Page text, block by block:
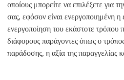
οποίους μπορείτε να επιλέξετε για
σας, εφόσον είναι ενεργοποιημένη η
ενεργοποίηση του εκάστοτε τρόπου
διάφορους παράγοντες όπως ο
παράδοσης, η αξία της παραγγελίας